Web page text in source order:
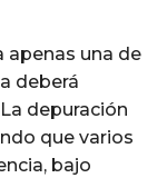
apenas una de
deberá
depuración
que varios
bajo